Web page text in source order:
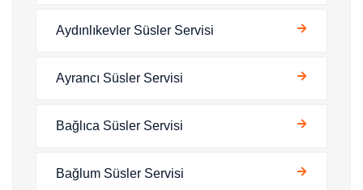
Aydınlıkevler Süsler Servisi
Ayrancı Süsler Servisi
Bağlıca Süsler Servisi
Bağlum Süsler Servisi